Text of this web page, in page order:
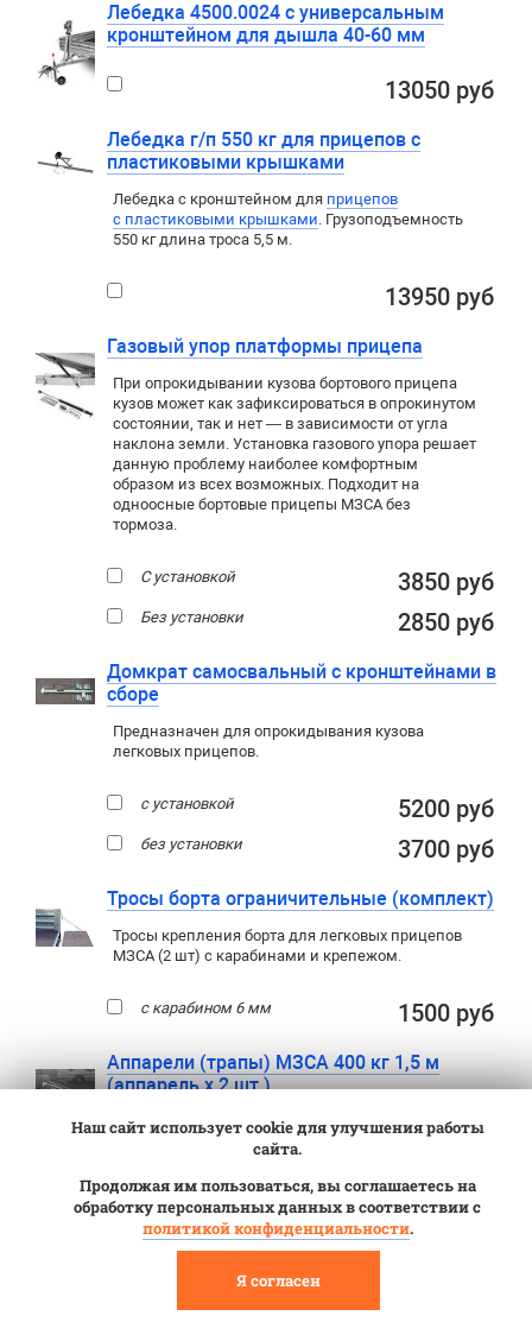
Лебедка 4500.0024 с универсальным
кронштейном для дышла 40-60 мм
13050 руб
Лебедка г/п 550 кг для прицепов с
пластиковыми крышками
Лебедка c кронштейном для прицепов
с пластиковыми крышками. Грузоподъемность
550 кг длина троса 5,5 м.
13950 руб
Газовый упор платформы прицепа
При опрокидывании кузова бортового прицепа
кузов может как зафиксироваться в опрокинутом
состоянии, так и нет — в зависимости от угла
наклона земли. Установка газового упора решает
данную проблему наиболее комфортным
образом из всех возможных. Подходит на
одноосные бортовые прицепы МЗСА без
тормоза.
С установкой 3850 руб
Без установки 2850 руб
Домкрат самосвальный с кронштейнами в
сборе
Предназначен для опрокидывания кузова
легковых прицепов.
с установкой 5200 руб
без установки 3700 руб
Тросы борта ограничительные (комплект)
Тросы крепления борта для легковых прицепов
МЗСА (2 шт) с карабинами и крепежом.
с карабином 6 мм 1500 руб
Аппарели (трапы) МЗСА 400 кг 1,5 м
(аппарель х 2 шт.)
Для заезда техники на прицеп,
не опрокидывая кузов. Необходимы всем
на двухосных прицепах.
Грузоподъемность двух аппарелей 400
кг (для квадроциклов с расстоянием
Наш сайт использует cookie для улучшения работы
сайта.
Продолжая им пользоваться, вы соглашаетесь на
обработку персональных данных в соответствии с
политикой конфиденциальности.
Я согласен